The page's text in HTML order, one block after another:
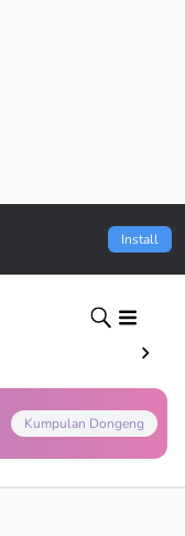
Install
Kumpulan Dongeng